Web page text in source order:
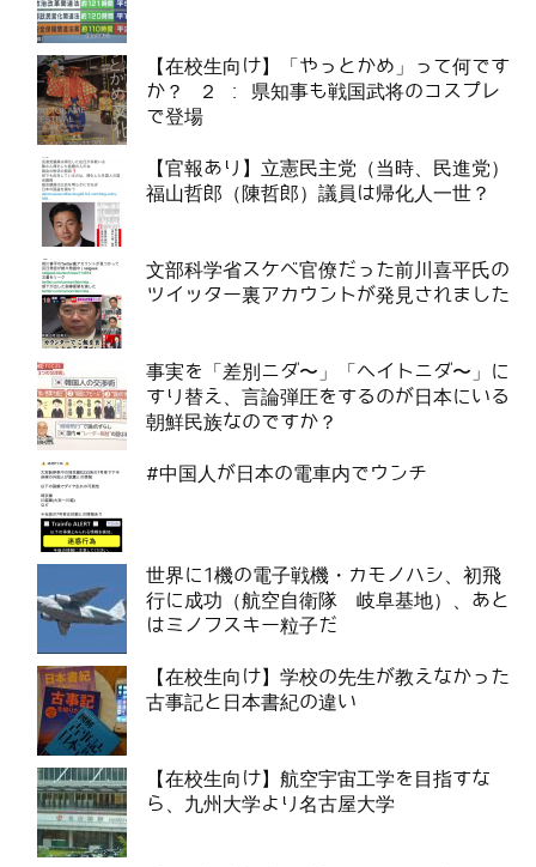
【在校生向け】「やっとかめ」って何です
か？ ２ : 県知事も戦国武将のコスプレ
で登場
【官報あり】立憲民主党（当時、民進党）
福山哲郎（陳哲郎）議員は帰化人一世？
文部科学省スケベ官僚だった前川喜平氏の
ツイッター裏アカウントが発見されました
事実を「差別ニダ〜」「ヘイトニダ〜」に
すり替え、言論弾圧をするのが日本にいる
朝鮮民族なのですか？
#中国人が日本の電車内でウンチ
世界に1機の電子戦機・カモノハシ、初飛
行に成功（航空自衛隊 岐阜基地）、あと
はミノフスキー粒子だ
【在校生向け】学校の先生が教えなかった
古事記と日本書紀の違い
【在校生向け】航空宇宙工学を目指すな
ら、九州大学より名古屋大学